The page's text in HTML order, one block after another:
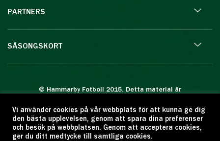
PARTNERS
SÄSONGSKORT
© Hammarby Fotboll 2015. Detta material är
Eftertryck eller annan kopiering är förbjuden.
Citera oss gärna men ange källan:
www.hammarbyfotboll.se. Ansvarig utgivare:
Vi använder cookies på vår webbplats för att kunna ge dig
den bästa upplevelsen, genom att spara dina preferenser
och besök på webbplatsen. Genom att acceptera cookies,
ger du ditt medtycke till samtliga cookies.